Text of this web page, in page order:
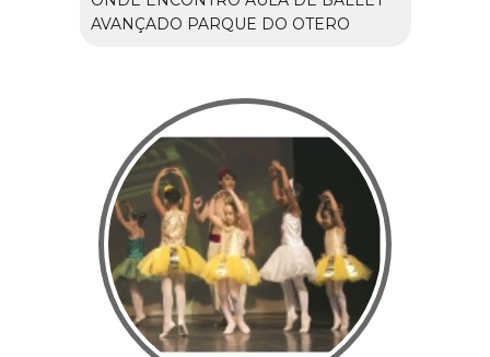
AVANÇADO PARQUE DO OTERO